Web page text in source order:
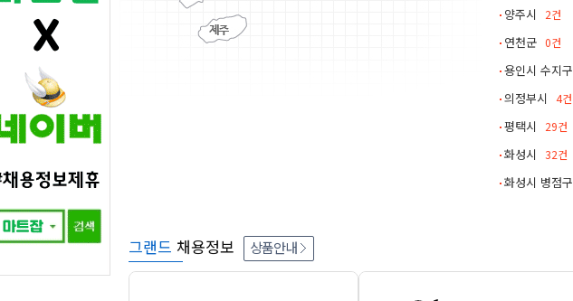
양주시 2건
연천군 0건
용인시 수지구
의정부시 4건
평택시 29건
화성시 32건
화성시 병점구
그랜드 채용정보 상품안내